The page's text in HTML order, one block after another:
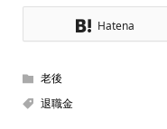
Hatena
老後
退職金